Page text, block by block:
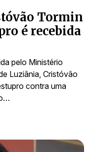
Tormin
é recebida
pelo Ministério
Luziânia, Cristóvão
contra uma